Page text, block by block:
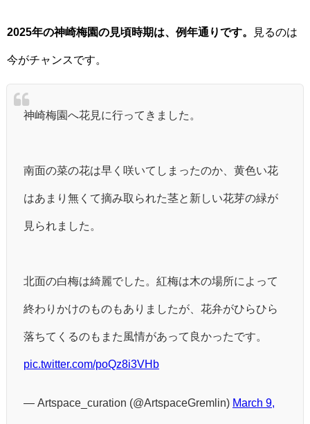
2025年の神崎梅園の見頃時期は、例年通りです。 見るのは
今がチャンスです。
神崎梅園へ花見に行ってきました。
南面の菜の花は早く咲いてしまったのか、黄色い花
はあまり無くて摘み取られた茎と新しい花芽の緑が
見られました。
北面の白梅は綺麗でした。紅梅は木の場所によって
終わりかけのものもありましたが、花弁がひらひら
落ちてくるのもまた風情があって良かったです。
pic.twitter.com/poQz8i3VHb
— Artspace_curation (@ArtspaceGremlin) March 9,